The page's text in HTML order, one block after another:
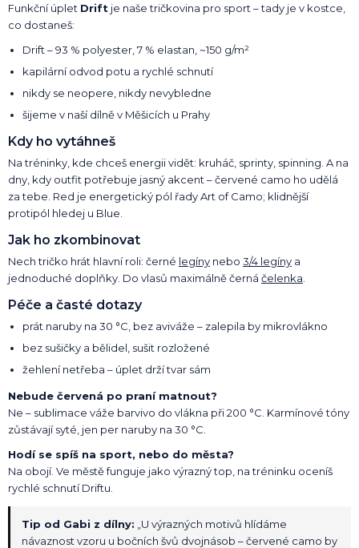
Funkční úplet Drift je naše tričkovina pro sport – tady je v kostce,
co dostaneš:
Drift – 93 % polyester, 7 % elastan, ~150 g/m²
kapilární odvod potu a rychlé schnutí
nikdy se neopere, nikdy nevybledne
šijeme v naší dílně v Měšicích u Prahy
Kdy ho vytáhneš
Na tréninky, kde chceš energii vidět: kruháč, sprinty, spinning. A na
dny, kdy outfit potřebuje jasný akcent – červené camo ho udělá
za tebe. Red je energetický pól řady Art of Camo; klidnější
protipól hledej u Blue.
Jak ho zkombinovat
Nech tričko hrát hlavní roli: černé legíny nebo 3/4 legíny a
jednoduché doplňky. Do vlasů maximálně černá čelenka
Péče a časté dotazy
prát naruby na 30 °C, bez aviváže – zalepila by mikrovlákno
bez sušičky a bělidel, sušit rozložené
žehlení netřeba – úplet drží tvar sám
Nebude červená po praní matnout?
Ne – sublimace váže barvivo do vlákna při 200 °C. Karmínové tóny
zůstávají syté, jen per naruby na 30 °C.
Hodí se spíš na sport, nebo do města?
Na obojí. Ve městě funguje jako výrazný top, na tréninku oceníš
rychlé schnutí Driftu.
Tip od Gabi z dílny: „U výrazných motivů hlídáme
návaznost vzoru u bočních švů dvojnásob – červené camo by